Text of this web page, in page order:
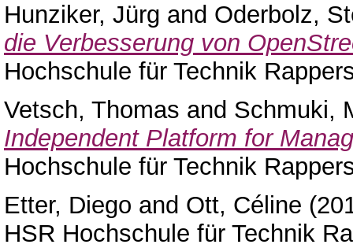
Hunziker, Jürg and Oderbolz,
die Verbesserung von
Hochschule für Technik
Vetsch, Thomas and Schmuki,
Independent Platform for
Hochschule für Technik
Etter, Diego and Ott, Céline
HSR Hochschule für Technik